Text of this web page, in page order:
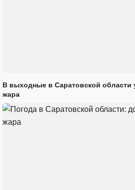
В выходные в Саратовской области
жара